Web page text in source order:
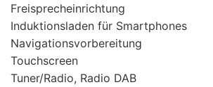
Freisprecheinrichtung
Induktionsladen für Smartphones
Navigationsvorbereitung
Touchscreen
Tuner/Radio, Radio DAB